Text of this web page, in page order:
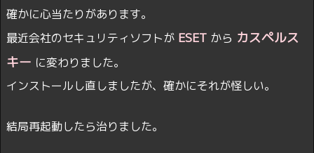
確かに心当たりがあります。
最近会社のセキュリティソフトが ESET から カスペルス
キー に変わりました。
インストールし直しましたが、確かにそれが怪しい。
結局再起動したら治りました。